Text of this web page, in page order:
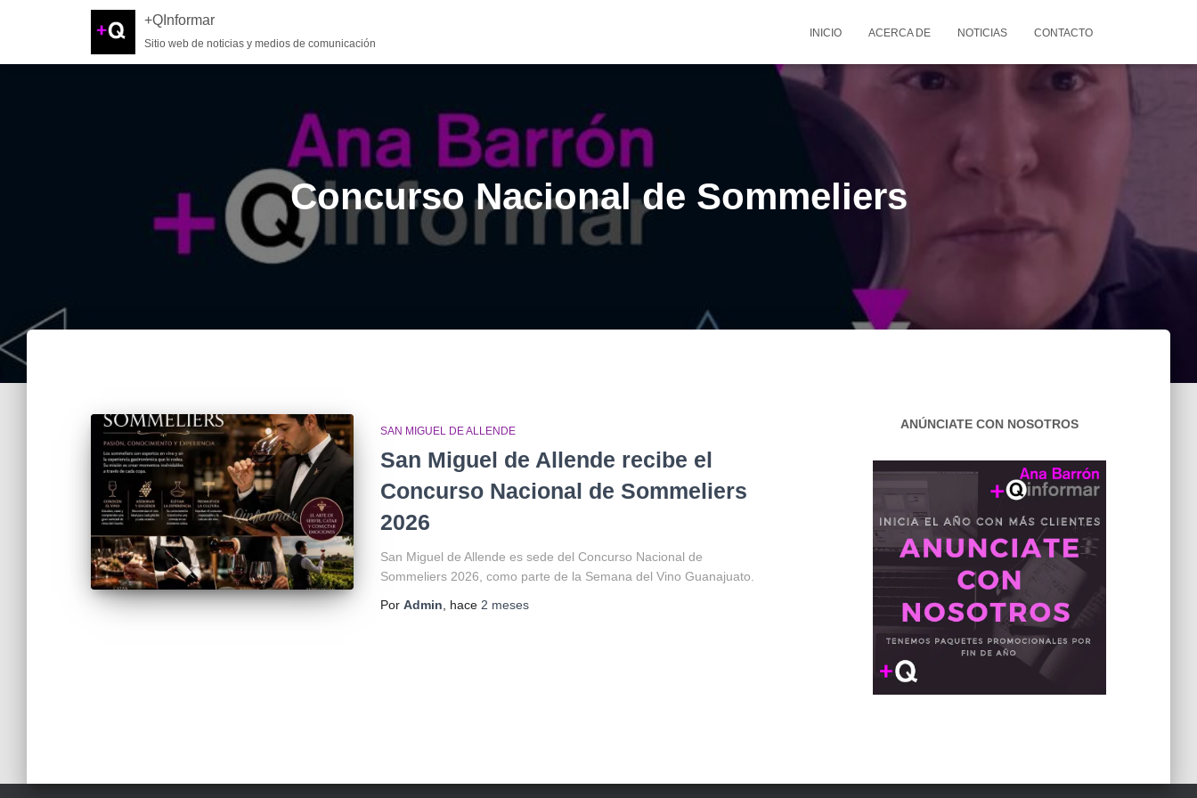
+QInformar
Sitio web de noticias y medios de comunicación
INICIO ACERCA DE NOTICIAS CONTACTO
Concurso Nacional de Sommeliers
SAN MIGUEL DE ALLENDE
San Miguel de Allende recibe el
Concurso Nacional de Sommeliers
2026
San Miguel de Allende es sede del Concurso Nacional de
Sommeliers 2026, como parte de la Semana del Vino Guanajuato.
Por Admin , hace 2 meses
ANÚNCIATE CON NOSOTROS